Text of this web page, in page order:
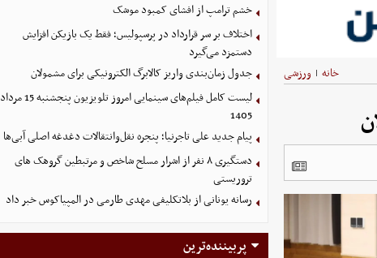
خانه | ورزشی
خشم ترامپ از افشای کمبود موشک
اختلاف بر سر قرارداد در پرسپولیس؛ فقط یک بازیکن افزایش
دستمزد می‌گیرد
جدول زمان‌بندی واریز کالابرگ الکترونیکی برای مشمولان
لیست کامل فیلم‌های سینمایی امروز تلویزیون پنجشنبه 15 مرداد
1405
پیام جدید علی تاجرنیا؛ پنجره نقل‌وانتقالات دغدغه اصلی آبی‌ها
دستگیری ۸ نفر از اشرار مسلح شاخص و مرتبطین گروهک های
تروریستی
رسانه یونانی از بلاتکلیفی مهدی طارمی در المپیاکوس خبر داد
پربیننده‌ترین